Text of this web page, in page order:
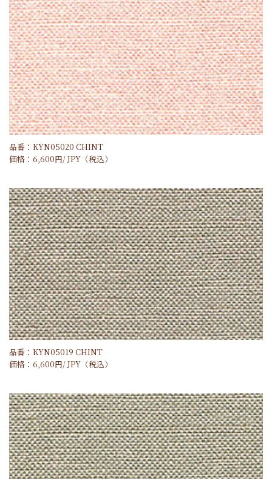
品番：KYN05020 CHINT
価格： 6,600円/JPY （税込）
品番：KYN05019 CHINT
価格： 6,600円/JPY （税込）